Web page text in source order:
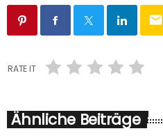
email
RATE IT
Ähnliche Beiträge